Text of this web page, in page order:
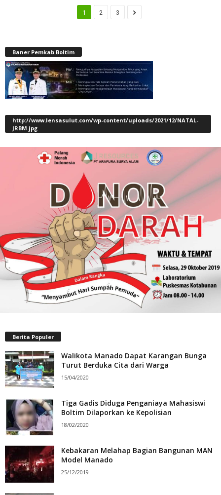
1 2 3
Baner Pemkab Boltim
http://www.lensasulut.com/wp-content/uploads/2021/12/NATAL-
JRBM.jpg
Berita Populer
Walikota Manado Dapat Karangan Bunga
Turut Berduka Cita dari Warga
15/04/2020
Tiga Gadis Diduga Penganiaya Mahasiswi
Boltim Dilaporkan ke Kepolisian
18/02/2020
Kebakaran Melahap Bagian Bangunan MAN
Model Manado
25/12/2019